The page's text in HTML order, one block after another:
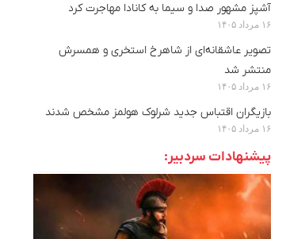
آشپز مشهور صدا و سیما به کانادا مهاجرت کرد
۱۶ مرداد ۱۴۰۵
تصویر عاشقانه‌ای از شاهرخ استخری و همسرش
منتشر شد
۱۶ مرداد ۱۴۰۵
بازیگران اقتباس جدید شرلوک هولمز مشخص شدند
۱۶ مرداد ۱۴۰۵
پیشنهادات سردبیر: